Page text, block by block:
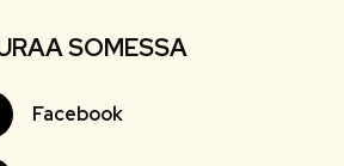
SOMESSA
Facebook